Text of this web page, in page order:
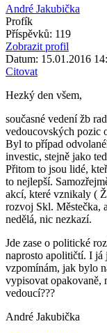
André Jakubička
Profík
Příspěvků: 119
Zobrazit profil
Datum: 15.01.2016
Citovat
Hezký den všem,
současné vedení žb
vedoucovských pozic
Byl to případ
investic, stejně jako
Přitom to jsou lidé,
to nejlepší.
akcí, které vznikaly (
rozvoj Skl. Městečka,
nedělá, nic nezkazí.
Jde zase o politické
naprosto apolitičtí. I já
vzpomínám, jak bylo
vypisovat opakovaně,
vedoucí???
André Jakubička